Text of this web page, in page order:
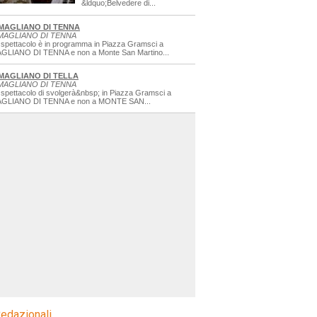
&ldquo;Belvedere di...
DI TENNA
DI TENNA
spettacolo è in programma in Piazza Gramsci a
DI TENNA e non a Monte San Martino...
DI TELLA
DI TENNA
spettacolo di svolgerà&nbsp; in Piazza Gramsci a
DI TENNA e non a MONTE SAN...